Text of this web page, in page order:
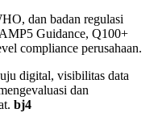
dan badan regulasi
Guidance, Q100+
compliance perusahaan.
digital, visibilitas data
dan
bj4